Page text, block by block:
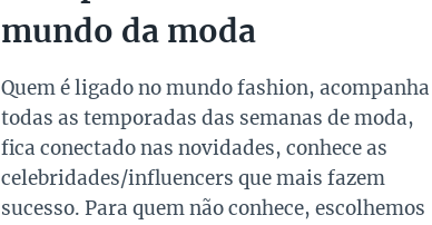
mundo da moda
Quem é ligado no mundo fashion, acompanha
todas as temporadas das semanas de moda,
fica conectado nas novidades, conhece as
celebridades/influencers que mais fazem
sucesso. Para quem não conhece, escolhemos